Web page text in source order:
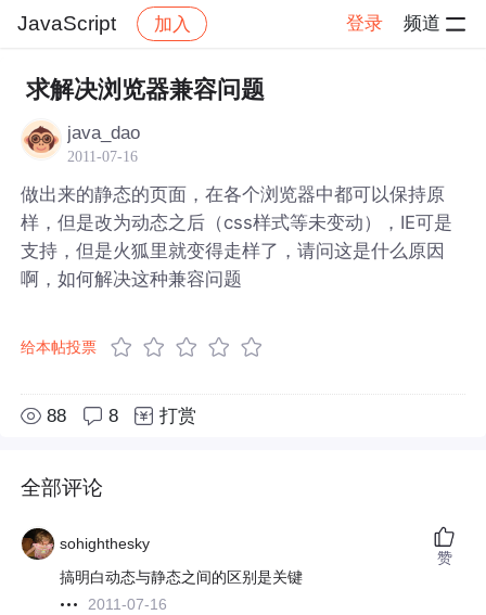
JavaScript 加入 登录 频道
社区 JavaScript 帖子详情
求解决浏览器兼容问题
java_dao
2011-07-16
做出来的静态的页面，在各个浏览器中都可以保持原
样，但是改为动态之后（css样式等未变动），IE可是
支持，但是火狐里就变得走样了，请问这是什么原因
啊，如何解决这种兼容问题
给本帖投票
88 8 打赏
全部评论
sohighthesky
搞明白动态与静态之间的区别是关键
2011-07-16
赞